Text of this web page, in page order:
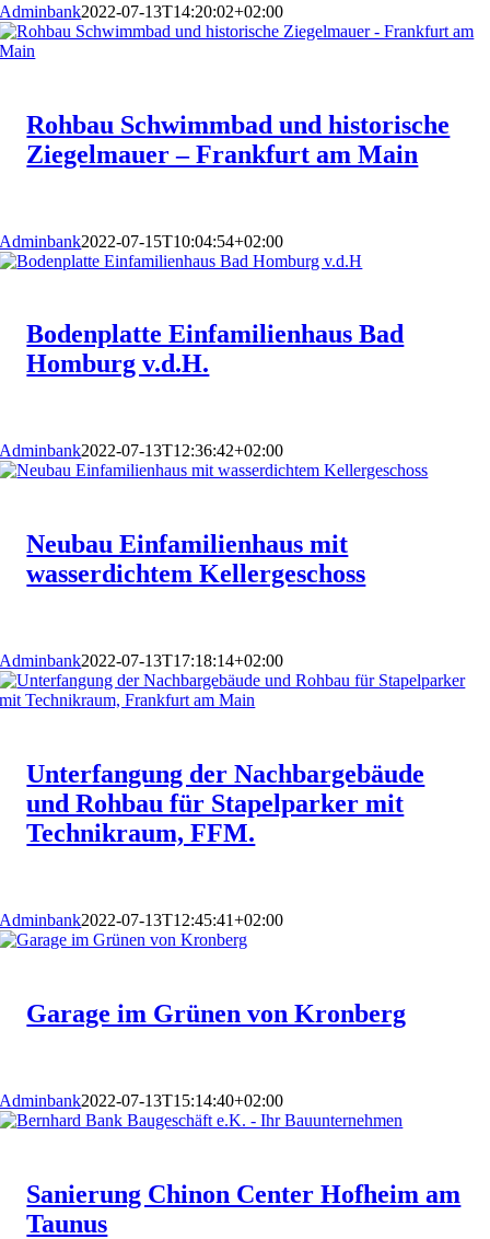
Adminbank2022-07-13T14:20:02+02:00
Rohbau Schwimmbad und historische
Ziegelmauer – Frankfurt am Main
Adminbank2022-07-15T10:04:54+02:00
Bodenplatte Einfamilienhaus Bad
Homburg v.d.H.
Adminbank2022-07-13T12:36:42+02:00
Neubau Einfamilienhaus mit
wasserdichtem Kellergeschoss
Adminbank2022-07-13T17:18:14+02:00
Unterfangung der Nachbargebäude
und Rohbau für Stapelparker mit
Technikraum, FFM.
Adminbank2022-07-13T12:45:41+02:00
Garage im Grünen von Kronberg
Adminbank2022-07-13T15:14:40+02:00
Sanierung Chinon Center Hofheim am
Taunus